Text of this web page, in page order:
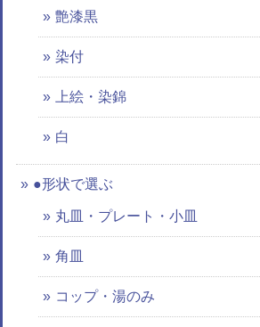
艶漆黒
染付
上絵・染錦
白
●形状で選ぶ
丸皿・プレート・小皿
角皿
コップ・湯のみ